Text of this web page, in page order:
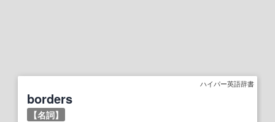
ハイパー英語辞書
borders
【名詞】